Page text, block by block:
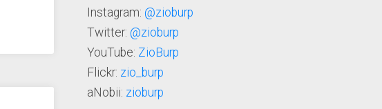
Instagram: @zioburp
Twitter: @zioburp
YouTube: ZioBurp
Flickr: zio_burp
aNobii: zioburp